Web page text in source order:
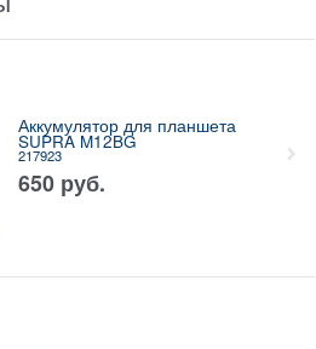
Аккумулятор для планшета
SUPRA M12BG
217923
650 руб.